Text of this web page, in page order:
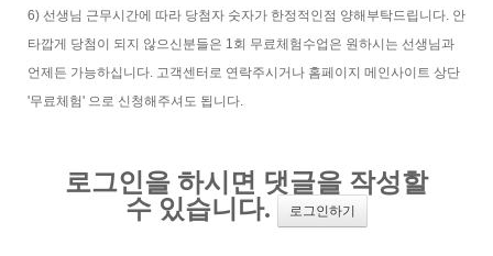
6) 선생님 근무시간에 따라 당첨자 숫자가 한정적인점 양해부탁드립니다. 안
타깝게 당첨이 되지 않으신분들은 1회 무료체험수업은 원하시는 선생님과
언제든 가능하십니다. 고객센터로 연락주시거나 홈페이지 메인사이트 상단
'무료체험' 으로 신청해주셔도 됩니다.